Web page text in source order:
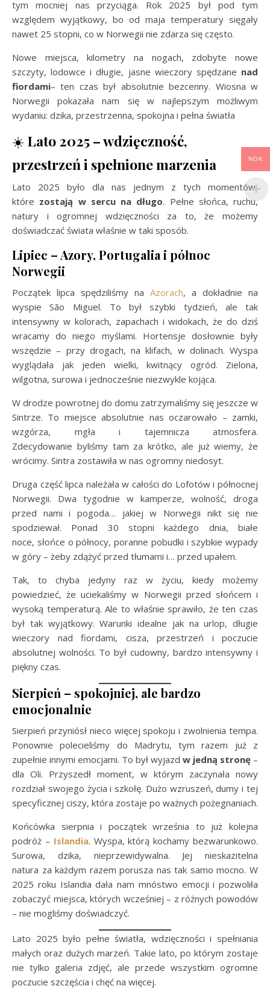
tym mocniej nas przyciąga. Rok 2025 był pod tym
względem wyjątkowy, bo od maja temperatury sięgały
nawet 25 stopni, co w Norwegii nie zdarza się często.
Nowe miejsca, kilometry na nogach, zdobyte nowe
szczyty, lodowce i długie, jasne wieczory spędzane nad
fiordami– ten czas był absolutnie bezcenny. Wiosna w
Norwegii pokazała nam się w najlepszym możliwym
wydaniu: dzika, przestrzenna, spokojna i pełna światła
☀️Lato 2025 – wdzięczność,
przestrzeń i spełnione marzenia
Lato 2025 było dla nas jednym z tych momentów,
które zostają w sercu na długo. Pełne słońca, ruchu,
natury i ogromnej wdzięczności za to, że możemy
doświadczać świata właśnie w taki sposób.
Lipiec – Azory, Portugalia i północ
Norwegii
Początek lipca spędziliśmy na Azorach, a dokładnie na
wyspie São Miguel. To był szybki tydzień, ale tak
intensywny w kolorach, zapachach i widokach, że do dziś
wracamy do niego myślami. Hortensje dosłownie były
wszędzie – przy drogach, na klifach, w dolinach. Wyspa
wyglądała jak jeden wielki, kwitnący ogród. Zielona,
wilgotna, surowa i jednocześnie niezwykle kojąca.
W drodze powrotnej do domu zatrzymaliśmy się jeszcze w
Sintrze. To miejsce absolutnie nas oczarowało – zamki,
wzgórza, mgła i tajemnicza atmosfera.
Zdecydowanie byliśmy tam za krótko, ale już wiemy, że
wrócimy. Sintra zostawiła w nas ogromny niedosyt.
Druga część lipca należała w całości do Lofotów i północnej
Norwegii. Dwa tygodnie w kamperze, wolność, droga
przed nami i pogoda… jakiej w Norwegii nikt się nie
spodziewał. Ponad 30 stopni każdego dnia, białe
noce, słońce o północy, poranne pobudki i szybkie wypady
w góry – żeby zdążyć przed tłumami i… przed upałem.
Tak, to chyba jedyny raz w życiu, kiedy możemy
powiedzieć, że uciekaliśmy w Norwegii przed słońcem i
wysoką temperaturą. Ale to właśnie sprawiło, że ten czas
był tak wyjątkowy. Warunki idealne jak na urlop, długie
wieczory nad fiordami, cisza, przestrzeń i poczucie
absolutnej wolności. To był cudowny, bardzo intensywny i
piękny czas.
Sierpień – spokojniej, ale bardzo
emocjonalnie
Sierpień przyniósł nieco więcej spokoju i zwolnienia tempa.
Ponownie polecieliśmy do Madrytu, tym razem już z
zupełnie innymi emocjami. To był wyjazd w jedną stronę –
dla Oli. Przyszedł moment, w którym zaczynała nowy
rozdział swojego życia i szkołę. Dużo wzruszeń, dumy i tej
specyficznej ciszy, która zostaje po ważnych pożegnaniach.
Końcówka sierpnia i początek września to już kolejna
podróż – Islandia. Wyspa, którą kochamy bezwarunkowo.
Surowa, dzika, nieprzewidywalna. Jej nieskazitelna
natura za każdym razem porusza nas tak samo mocno. W
2025 roku Islandia dała nam mnóstwo emocji i pozwoliła
zobaczyć miejsca, których wcześniej – z różnych powodów
– nie mogliśmy doświadczyć.
Lato 2025 było pełne światła, wdzięczności i spełniania
małych oraz dużych marzeń. Takie lato, po którym zostaje
nie tylko galeria zdjęć, ale przede wszystkim ogromne
poczucie szczęścia i chęć na więcej.
NOK